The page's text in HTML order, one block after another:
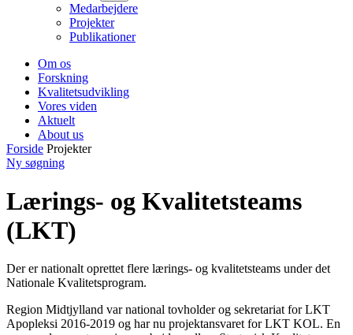
Medarbejdere
Projekter
Publikationer
Om os
Forskning
Kvalitetsudvikling
Vores viden
Aktuelt
About us
Forside Projekter
Ny søgning
Lærings- og Kvalitetsteams
(LKT)
Der er nationalt oprettet flere lærings- og kvalitetsteams under det
Nationale Kvalitetsprogram.
Region Midtjylland var national tovholder og sekretariat for LKT
Apopleksi 2016-2019 og har nu projektansvaret for LKT KOL. En